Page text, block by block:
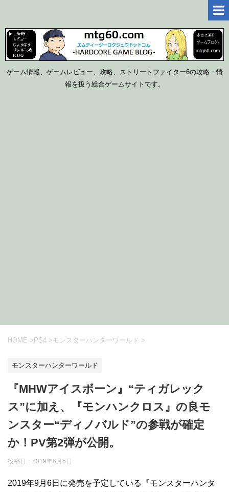
ゲーム情報、ゲームレビュー、攻略、ストリートファイター6の攻略・情
報を扱う総合ゲームサイトです。
HOME >PS4 >モンスターハンターワールド >
モンスターハンターワールド
『MHWアイスボーン』“ティガレック
ス”に加え、『モンハンクロス』の良モ
ンスター“ディノバルド”の参戦が確定
か！PV第2弾が公開。
投稿日： 2019年6月5日
2019年9月6日に発売を予定している『モンスターハンタ